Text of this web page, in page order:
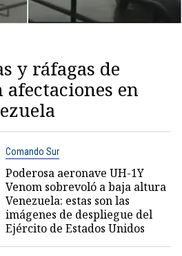
y ráfagas de
en
Comando Sur
Poderosa aeronave UH-1Y
Venom sobrevoló a baja altura
Venezuela: estas son las
imágenes de despliegue del
Ejército de Estados Unidos